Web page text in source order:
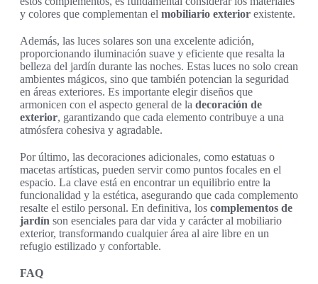
y colores que complementan el mobiliario exterior existente.
Además, las luces solares son una excelente adición,
proporcionando iluminación suave y eficiente que resalta la
belleza del jardín durante las noches. Estas luces no solo crean
ambientes mágicos, sino que también potencian la seguridad
en áreas exteriores. Es importante elegir diseños que
armonicen con el aspecto general de la decoración de
exterior, garantizando que cada elemento contribuye a una
atmósfera cohesiva y agradable.
Por último, las decoraciones adicionales, como estatuas o
macetas artísticas, pueden servir como puntos focales en el
espacio. La clave está en encontrar un equilibrio entre la
funcionalidad y la estética, asegurando que cada complemento
resalte el estilo personal. En definitiva, los complementos de
jardín son esenciales para dar vida y carácter al mobiliario
exterior, transformando cualquier área al aire libre en un
refugio estilizado y confortable.
FAQ